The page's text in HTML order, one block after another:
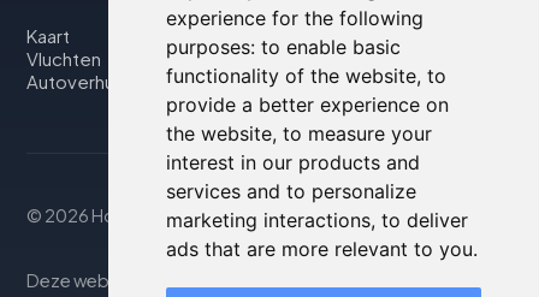
experience for the following
purposes: to enable basic
functionality of the website, to
provide a better experience on
the website, to measure your
interest in our products and
services and to personalize
marketing interactions, to deliver
ads that are more relevant to you.
Kaart
Vluchten
Autoverhuur
© 2026 Housity.net
Deze website biedt informatie uitsluitend ter. De